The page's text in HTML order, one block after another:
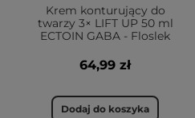
Krem konturujący do
twarzy 3× LIFT UP 50 ml
ECTOIN GABA - Floslek
64,99 zł
Dodaj do koszyka